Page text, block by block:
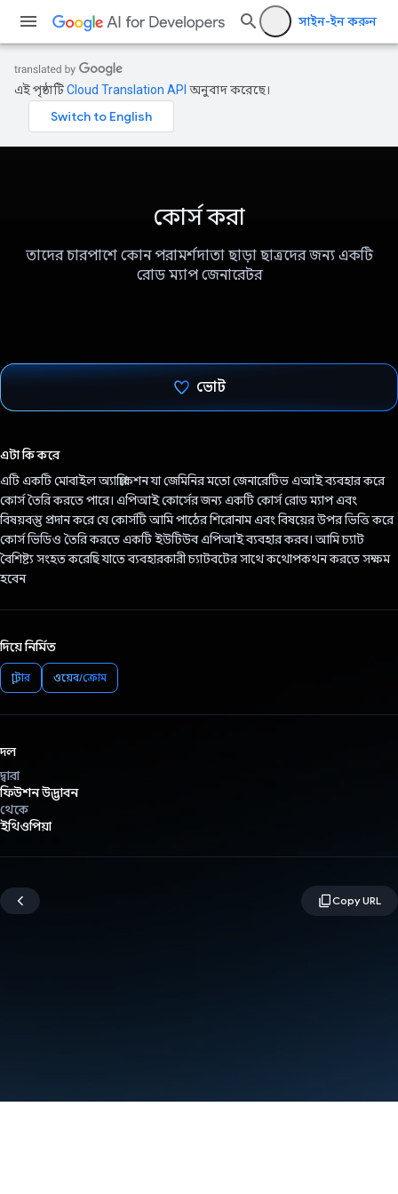
সাইন-ইন করুন
এই পৃষ্ঠাটিCloud Translation API অনুবাদ করেছে।
কোর্স করা
তাদের চারপাশে কোন পরামর্শদাতা ছাড়া ছাত্রদের জন্য একটি
রোড ম্যাপ জেনারেটর
ভোট
এটা কি করে
এটি একটি মোবাইল অ্যাপ্লিকেশন যা জেমিনির মতো জেনারেটিভ এআই ব্যবহার করে
কোর্স তৈরি করতে পারে। এপিআই কোর্সের জন্য একটি কোর্স রোড ম্যাপ এবং
বিষয়বস্তু প্রদান করে যে কোর্সটি আমি পাঠের শিরোনাম এবং বিষয়ের উপর ভিত্তি করে
কোর্স ভিডিও তৈরি করতে একটি ইউটিউব এপিআই ব্যবহার করব। আমি চ্যাট
বৈশিষ্ট্য সংহত করেছি যাতে ব্যবহারকারী চ্যাটবটের সাথে কথোপকথন করতে সক্ষম
হবেন
দিয়ে নির্মিত
ফ্লাটার ওয়েব/ক্রোম
দল
দ্বারা
ফিউশন উদ্ভাবন
থেকে
ইথিওপিয়া